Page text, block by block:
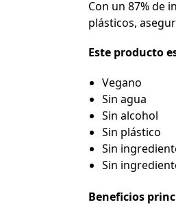
Con un 87% de
plásticos,
Este producto
Vegano
Sin agua
Sin alcohol
Sin plástico
Sin
Sin
Beneficios